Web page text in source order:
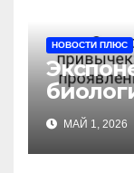
НОВОСТИ ПЛЮС
МАЙ 1, 2026